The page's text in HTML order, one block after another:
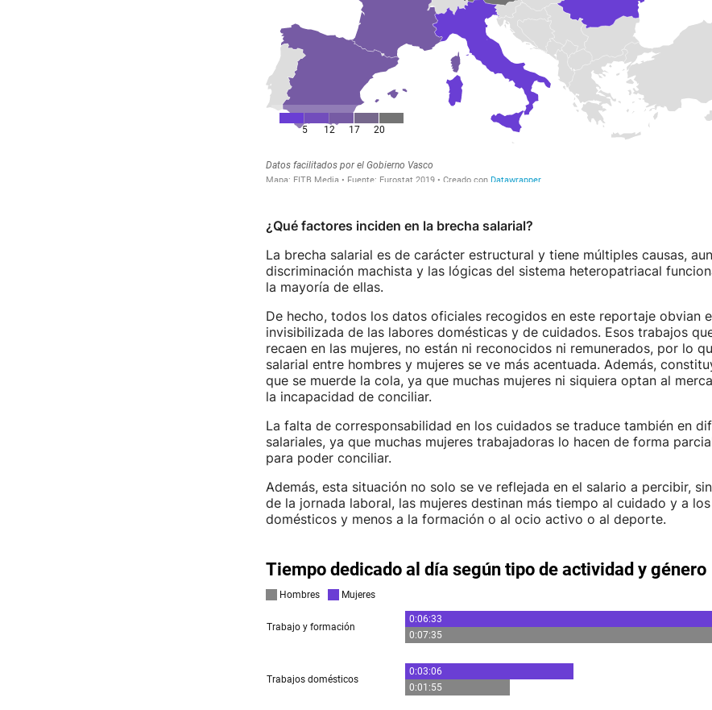
¿Qué factores inciden en la brecha salarial?
La brecha salarial es de carácter estructural y tiene múltiples causas,
discriminación machista y las lógicas del sistema heteropatriacal
la mayoría de ellas.
De hecho, todos los datos oficiales recogidos en este reportaje obvian
invisibilizada de las labores domésticas y de cuidados. Esos trabajos
recaen en las mujeres, no están ni reconocidos ni remunerados, por lo
salarial entre hombres y mujeres se ve más acentuada. Además,
que se muerde la cola, ya que muchas mujeres ni siquiera optan al
la incapacidad de conciliar.
La falta de corresponsabilidad en los cuidados se traduce también en
salariales, ya que muchas mujeres trabajadoras lo hacen de forma
para poder conciliar.
Además, esta situación no solo se ve reflejada en el salario a percibir,
de la jornada laboral, las mujeres destinan más tiempo al cuidado y a
domésticos y menos a la formación o al ocio activo o al deporte.